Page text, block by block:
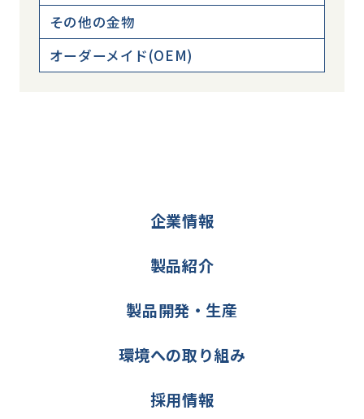
その他の金物
オーダーメイド(OEM)
企業情報
製品紹介
製品開発・生産
環境への取り組み
採用情報